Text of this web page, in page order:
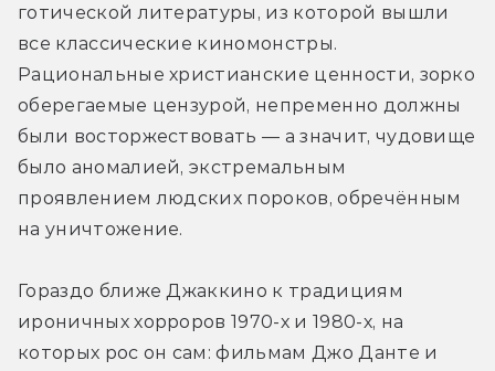
готической литературы, из которой вышли
все классические киномонстры.
Рациональные христианские ценности, зорко
оберегаемые цензурой, непременно должны
были восторжествовать — а значит, чудовище
было аномалией, экстремальным
проявлением людских пороков, обречённым
на уничтожение.
Гораздо ближе Джаккино к традициям
ироничных хорроров 1970-х и 1980-х, на
которых рос он сам: фильмам Джо Данте и